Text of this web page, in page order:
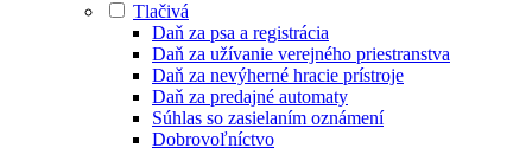
Tlačivá
Daň za psa a registrácia
Daň za užívanie verejného priestranstva
Daň za nevýherné hracie prístroje
Daň za predajné automaty
Súhlas so zasielaním oznámení
Dobrovoľníctvo